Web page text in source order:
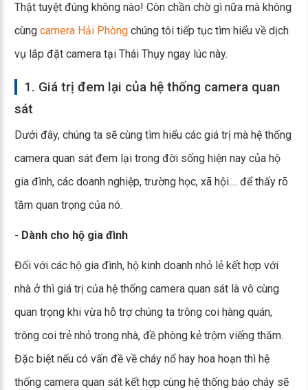
Thật tuyệt đúng không nào! Còn chần chờ gì nữa mà không
cùng camera Hải Phòng chúng tôi tiếp tục tìm hiểu về dịch
vụ lắp đặt camera tại Thái Thụy ngay lúc này.
1. Giá trị đem lại của hệ thống camera quan
sát
Dưới đây, chúng ta sẽ cùng tìm hiểu các giá trị mà hệ thống
camera quan sát đem lại trong đời sống hiện nay của hộ
gia đình, các doanh nghiệp, trường học, xã hội.... để thấy rõ
tầm quan trọng của nó.
- Dành cho hộ gia đình
Đối với các hộ gia đình, hộ kinh doanh nhỏ lẻ kết hợp với
nhà ở thì giá trị của hệ thống camera quan sát là vô cùng
quan trọng khi vừa hỗ trợ chúng ta trông coi hàng quán,
trông coi trẻ nhỏ trong nhà, đề phòng kẻ trộm viếng thăm.
Đặc biệt nếu có vấn đề về cháy nổ hay hoa hoạn thì hệ
thống camera quan sát kết hợp cùng hệ thống báo cháy sẽ